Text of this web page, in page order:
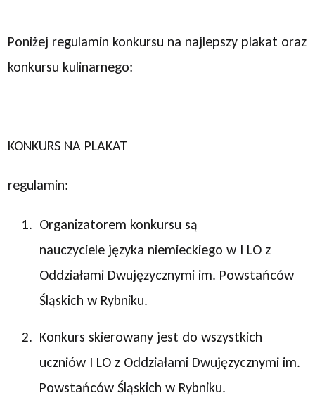
Poniżej regulamin konkursu na najlepszy plakat oraz
konkursu kulinarnego:
KONKURS NA PLAKAT
regulamin:
Organizatorem konkursu są
nauczyciele języka niemieckiego w I LO z
Oddziałami Dwujęzycznymi im. Powstańców
Śląskich w Rybniku.
Konkurs skierowany jest do wszystkich
uczniów I LO z Oddziałami Dwujęzycznymi im.
Powstańców Śląskich w Rybniku.